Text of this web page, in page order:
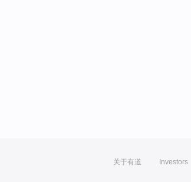
关于有道 Investors